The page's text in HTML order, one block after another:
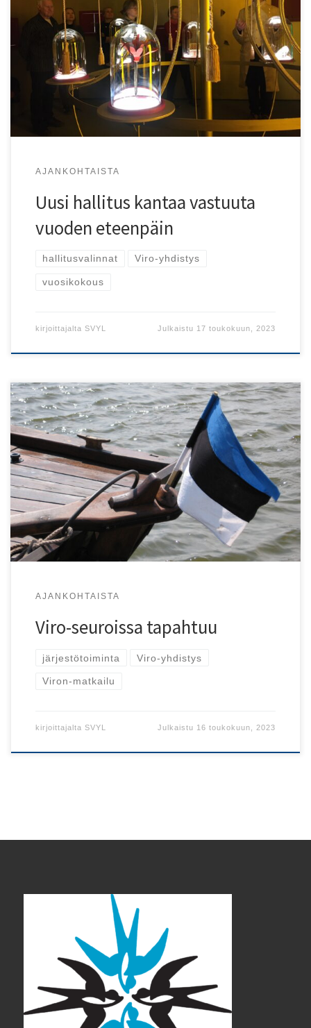
SVYL:n vuosikokous valitsi uuden hallituksen vastaamaan
liiton toiminnasta seuraavan vuoden.
AJANKOHTAISTA
Uusi hallitus kantaa vastuuta
vuoden eteenpäin
hallitusvalinnat Viro-yhdistys
vuosikokous
kirjoittajalta SVYL Julkaistu 17 toukokuun, 2023
Viro-seurojen kesään kuuluu matkoja, kulttuuria ja
mukavaa yhdessä olemista!
AJANKOHTAISTA
Viro-seuroissa tapahtuu
järjestötoiminta Viro-yhdistys
Viron-matkailu
kirjoittajalta SVYL Julkaistu 16 toukokuun, 2023